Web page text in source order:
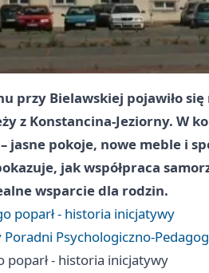
przy Bielawskiej pojawiło
z Konstancina-Jeziorny. W
jasne pokoje, nowe meble i
jak współpraca
wsparcie dla rodzin.
poparł - historia inicjatywy
Psychologiczno-
poparł - historia inicjatywy